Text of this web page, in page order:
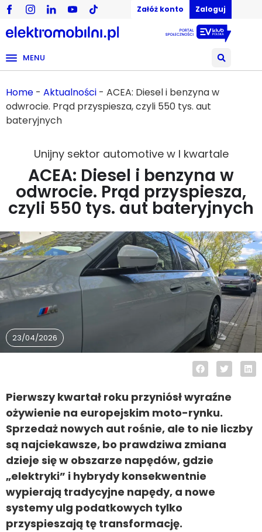
Załóż konto Zaloguj
MENU
Home - Aktualności - ACEA: Diesel i benzyna w
odwrocie. Prąd przyspiesza, czyli 550 tys. aut
bateryjnych
Unijny sektor automotive w I kwartale
ACEA: Diesel i benzyna w
odwrocie. Prąd przyspiesza,
czyli 550 tys. aut bateryjnych
23/04/2026
Pierwszy kwartał roku przyniósł wyraźne
ożywienie na europejskim moto-rynku.
Sprzedaż nowych aut rośnie, ale to nie liczby
są najciekawsze, bo prawdziwa zmiana
dzieje się w obszarze napędów, gdzie
„elektryki” i hybrydy konsekwentnie
wypierają tradycyjne napędy, a nowe
systemy ulg podatkowych tylko
przyspieszają tę transformację.